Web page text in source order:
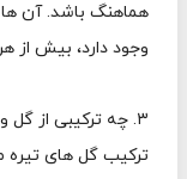
هماهنگ باشد. آن
وجود دارد، بیش از
۳. چه ترکیبی از
ترکیب گل های تیره